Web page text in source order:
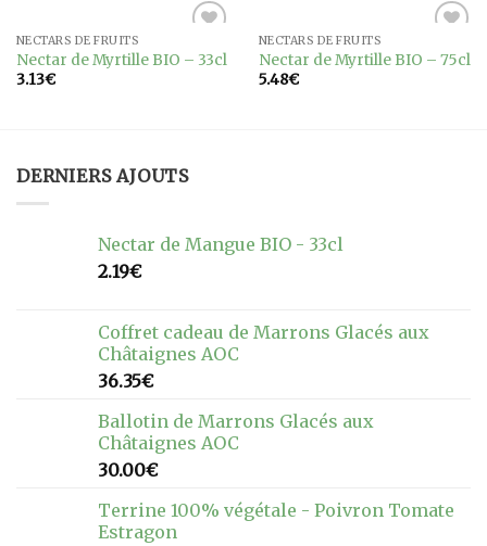
à la
NECTARS DE FRUITS
Nectar de Myrtille BIO – 33cl
3.13€
à la
NECTARS DE FRUITS
Nectar de Myrtille BIO – 75cl
5.48€
DERNIERS AJOUTS
Nectar de Mangue BIO - 33cl
2.19€
Coffret cadeau de Marrons Glacés aux
Châtaignes AOC
36.35€
Ballotin de Marrons Glacés aux
Châtaignes AOC
30.00€
Terrine 100% végétale - Poivron Tomate
Estragon